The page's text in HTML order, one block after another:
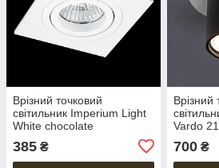
Врізний точковий
світильник Imperium Light
White chocolate
385 ₴
Врізний
Vardo
700₴